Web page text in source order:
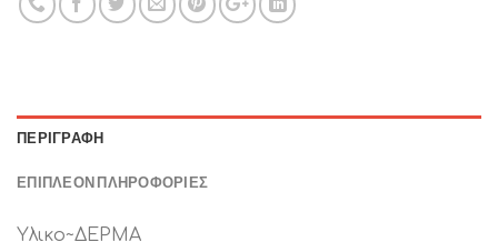
ΠΕΡΙΓΡΑΦΉ
ΕΠΙΠΛΈΟΝ ΠΛΗΡΟΦΟΡΊΕΣ
Υλικο~ΔΕΡΜΑ